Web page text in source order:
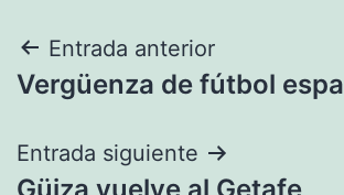
Navegación
de
entradas
Entrada anterior
Vergüenza de fútbol
Entrada siguiente
Güiza vuelve al Getafe